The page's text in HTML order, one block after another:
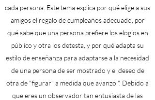
cada persona. Este tema explica por qué elige a sus
amigos el regalo de cumpleaños adecuado, por
qué sabe que una persona prefiere los elogios en
público y otra los detesta, y por qué adapta su
estilo de enseñanza para adaptarse a la necesidad
de una persona de ser mostrado y el deseo de
otra de "figurar" a medida que avanzo ". Debido a
que eres un observador tan entusiasta de las